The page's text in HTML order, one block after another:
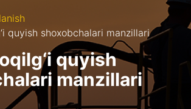
quyish shoxobchalari manzillari
quyish
manzillari